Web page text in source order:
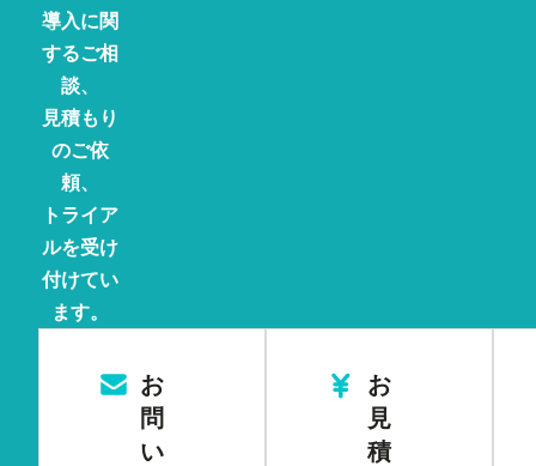
導入に関
するご相
談、
見積もり
のご依
頼、
トライア
ルを受け
付けてい
ます。
お
問
い
お
見
積